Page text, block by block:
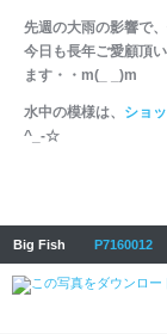
先週の大雨の影響で
今日も長年ご愛顧頂
ます・・m(_ _)m
水中の模様は、 ショ
^_-☆
Big Fish P7160012